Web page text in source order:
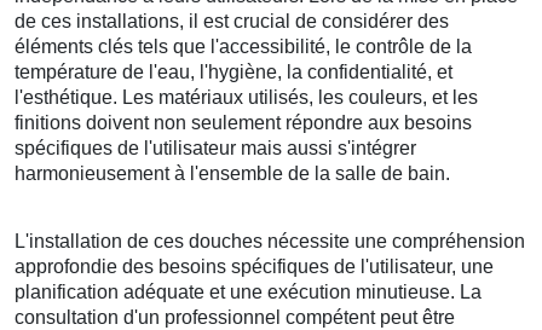
de ces installations, il est crucial de considérer des
éléments clés tels que l'accessibilité, le contrôle de la
température de l'eau, l'hygiène, la confidentialité, et
l'esthétique. Les matériaux utilisés, les couleurs, et les
finitions doivent non seulement répondre aux besoins
spécifiques de l'utilisateur mais aussi s'intégrer
harmonieusement à l'ensemble de la salle de bain.
L'installation de ces douches nécessite une compréhension
approfondie des besoins spécifiques de l'utilisateur, une
planification adéquate et une exécution minutieuse. La
consultation d'un professionnel compétent peut être